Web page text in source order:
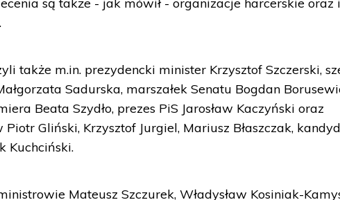
także m.in. prezydencki minister Krzysztof Szczerski,
Sadurska, marszałek Senatu Bogdan
Beata Szydło, prezes PiS Jarosław Kaczyński oraz
Gliński, Krzysztof Jurgiel, Mariusz Błaszczak,
Kuchciński.
Mateusz Szczurek, Władysław Kosiniak-